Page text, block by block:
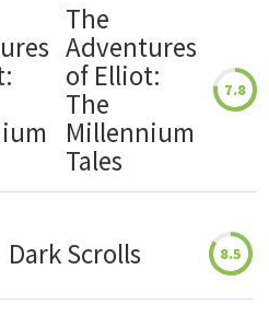
The
Adventures
of Elliot:
The
Millennium
Tales
7.8
Dark Scrolls 8.5